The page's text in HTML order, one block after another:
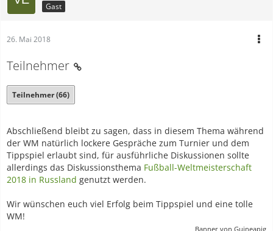
Gast
26. Mai 2018
Teilnehmer
Teilnehmer (66)
Abschließend bleibt zu sagen, dass in diesem Thema während
der WM natürlich lockere Gespräche zum Turnier und dem
Tippspiel erlaubt sind, für ausführliche Diskussionen sollte
allerdings das Diskussionsthema Fußball-Weltmeisterschaft
2018 in Russland genutzt werden.
Wir wünschen euch viel Erfolg beim Tippspiel und eine tolle
WM!
Banner von Guineapig